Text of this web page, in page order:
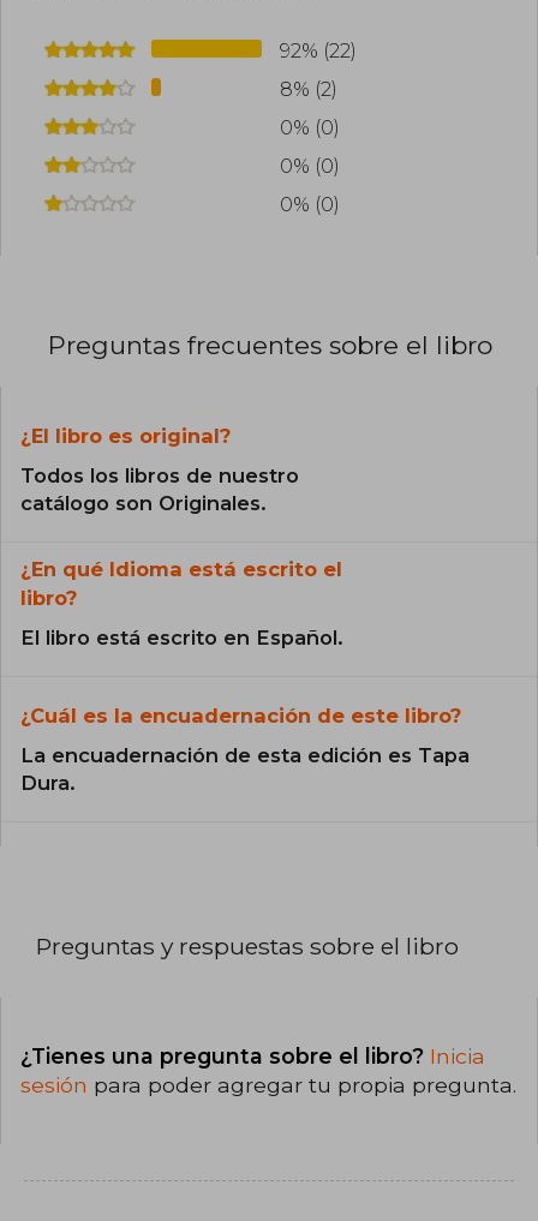
92% (22)
8% (2)
0% (0)
0% (0)
0% (0)
Preguntas frecuentes sobre el libro
¿El libro es original?
Todos los libros de nuestro
catálogo son Originales.
¿En qué Idioma está escrito el
libro?
El libro está escrito en Español.
¿Cuál es la encuadernación de este libro?
La encuadernación de esta edición es Tapa
Dura.
Preguntas y respuestas sobre el libro
¿Tienes una pregunta sobre el libro? Inicia
sesión para poder agregar tu propia pregunta.